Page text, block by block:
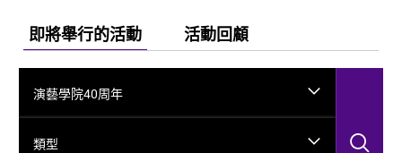
即將舉行的活動 活動回顧
演藝學院40周年
類型